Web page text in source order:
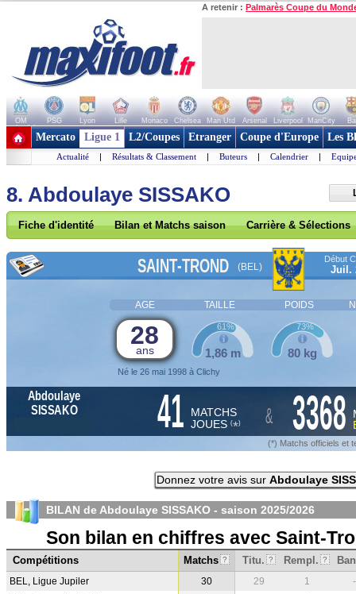
A retenir : Palmarès Coupe du
OM PSG Lyon Lille Monaco Chelsea Man Utd Arsenal Liverpool ManCity
+ de clubs
Mercato Ligue 1 L2/Coupes Etranger Coupe d'Europe Les
Actualité | Résultats & Classement | Buteurs | Calendrier |
8. Abdoulaye SISSAKO
Fiche d'identité Bilan et Matchs saison Carrière & Sélections
SAINT-TROND (BEL)
Début
Juil.
AGE TAILLE POIDS
28
ans
Né le 26 mai 1998 à Clichy
1,86 m
61%
80 kg
73%
Abdoulaye
SISSAKO
41 MATCHS
JOUES (*) & 3368
(*) Matchs officiels et
Donnez votre avis sur Abdoulaye
BILAN de Abdoulaye SISSAKO - saison 2025/2026
Son bilan en chiffres avec Saint-
Compétitions Matchs ? Titu. ? Rempl. ?
BEL, Ligue Jupiler 30 29 1
-